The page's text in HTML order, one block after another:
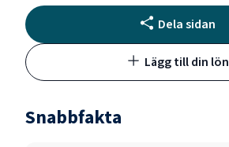
Dela sidan
Lägg till din lön
Snabbfakta